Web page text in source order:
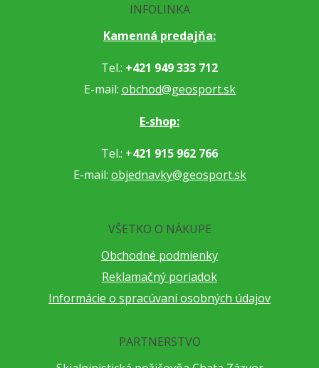
INFOLINKA
Kamenná predajňa:
Tel.: +421 949 333 712
E-mail: obchod@geosport.sk
E-shop:
Tel.: +421 915 962 766
E-mail: objednavky@geosport.sk
VŠETKO O NÁKUPE
Obchodné podmienky
Reklamačný poriadok
Informácie o spracúvaní osobných údajov
PARTNERSTVO